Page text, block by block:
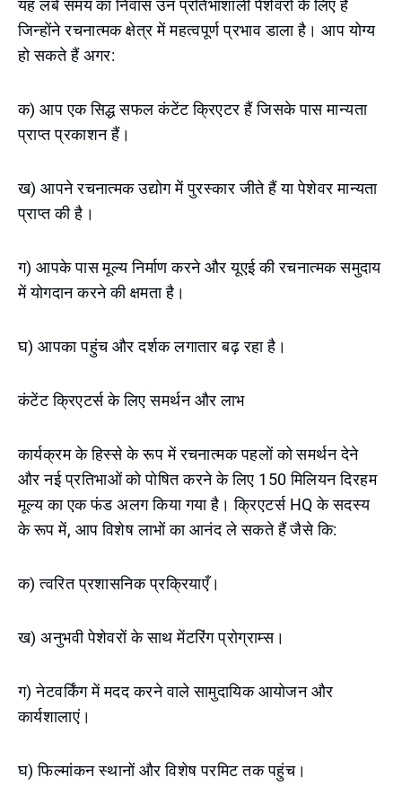
यह लंबे समय का निवास उन प्रतिभाशाली पेशेवरों के लिए है
जिन्होंने रचनात्मक क्षेत्र में महत्वपूर्ण प्रभाव डाला है। आप योग्य
हो सकते हैं अगर:
क) आप एक सिद्ध सफल कंटेंट क्रिएटर हैं जिसके पास मान्यता
प्राप्त प्रकाशन हैं।
ख) आपने रचनात्मक उद्योग में पुरस्कार जीते हैं या पेशेवर मान्यता
प्राप्त की है।
ग) आपके पास मूल्य निर्माण करने और यूएई की रचनात्मक समुदाय
में योगदान करने की क्षमता है।
घ) आपका पहुंच और दर्शक लगातार बढ़ रहा है।
कंटेंट क्रिएटर्स के लिए समर्थन और लाभ
कार्यक्रम के हिस्से के रूप में रचनात्मक पहलों को समर्थन देने
और नई प्रतिभाओं को पोषित करने के लिए 150 मिलियन दिरहम
मूल्य का एक फंड अलग किया गया है। क्रिएटर्स HQ के सदस्य
के रूप में, आप विशेष लाभों का आनंद ले सकते हैं जैसे कि:
क) त्वरित प्रशासनिक प्रक्रियाएँ।
ख) अनुभवी पेशेवरों के साथ मेंटरिंग प्रोग्राम्स।
ग) नेटवर्किंग में मदद करने वाले सामुदायिक आयोजन और
कार्यशालाएं।
घ) फिल्मांकन स्थानों और विशेष परमिट तक पहुंच।